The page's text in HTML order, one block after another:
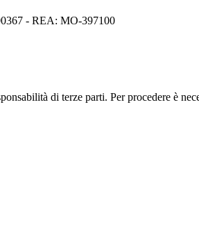
- REA: MO-397100
di terze parti. Per procedere è